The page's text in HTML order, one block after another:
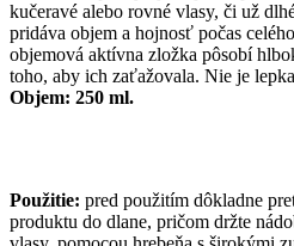
kučeravé alebo rovné vlasy, či už
pridáva objem a hojnosť počas
objemová aktívna zložka pôsobí
toho, aby ich zaťažovala. Nie je
Objem: 250 ml.
Použitie: pred použitím dôkladne
produktu do dlane, pričom držte